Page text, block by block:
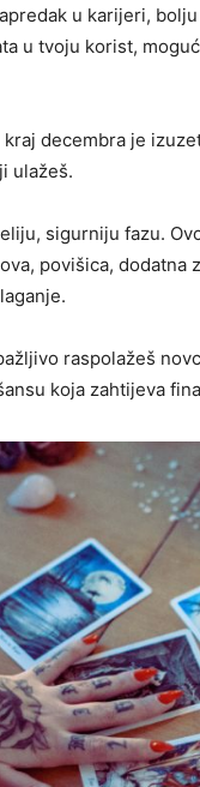
u karijeri,
u tvoju korist,
decembra je
ulažeš.
sigurniju fazu.
povišica, dodatna
raspolažeš
koja zahtijeva